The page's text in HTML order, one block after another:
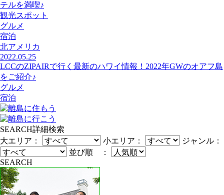
テルを満喫♪
観光スポット
グルメ
宿泊
北アメリカ
2022.05.25
LCCのZIPAIRで行く最新のハワイ情報！2022年GWのオアフ島
をご紹介♪
グルメ
宿泊
SEARCH詳細検索
大エリア：
小エリア：
ジャンル：
並び順 ：
SEARCH